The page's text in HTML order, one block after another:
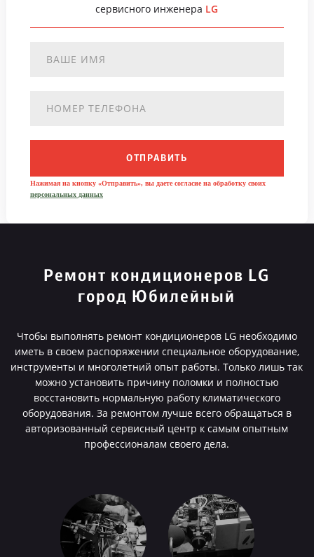
сервисного инженера LG
ОТПРАВИТЬ
Нажимая на кнопку «Отправить», вы даете согласие на обработку своих
персональных данных
Ремонт кондиционеров LG
город Юбилейный
Чтобы выполнять ремонт кондиционеров LG необходимо
иметь в своем распоряжении специальное оборудование,
инструменты и многолетний опыт работы. Только лишь так
можно установить причину поломки и полностью
восстановить нормальную работу климатического
оборудования. За ремонтом лучше всего обращаться в
авторизованный сервисный центр к самым опытным
профессионалам своего дела.